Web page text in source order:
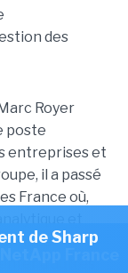
France
des
Royer
poste
entreprises et
il a passé
France où,
et
d’autres
de Sharp